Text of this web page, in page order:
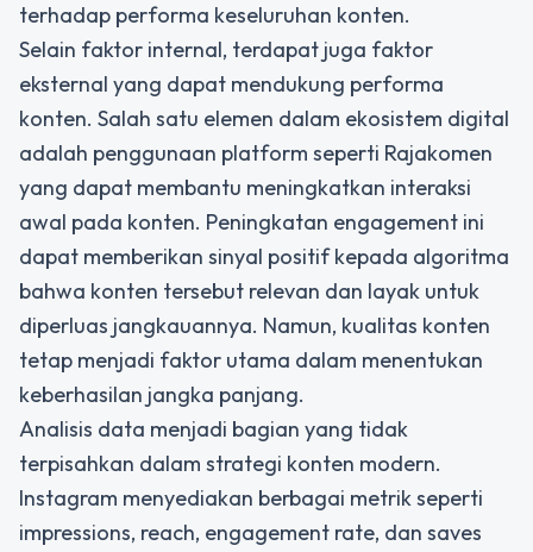
terhadap performa keseluruhan konten.
Selain faktor internal, terdapat juga faktor
eksternal yang dapat mendukung performa
konten. Salah satu elemen dalam ekosistem digital
adalah penggunaan platform seperti Rajakomen
yang dapat membantu meningkatkan interaksi
awal pada konten. Peningkatan engagement ini
dapat memberikan sinyal positif kepada algoritma
bahwa konten tersebut relevan dan layak untuk
diperluas jangkauannya. Namun, kualitas konten
tetap menjadi faktor utama dalam menentukan
keberhasilan jangka panjang.
Analisis data menjadi bagian yang tidak
terpisahkan dalam strategi konten modern.
Instagram menyediakan berbagai metrik seperti
impressions, reach, engagement rate, dan saves